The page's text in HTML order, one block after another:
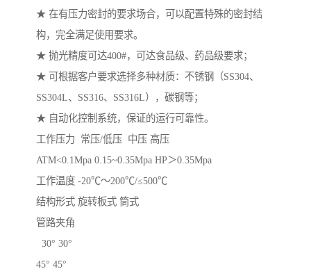
★ 在有压力密封的要求场合，可以配置特殊的密封结
构，完全满足使用要求。
★ 抛光精度可达400#，可达食品级、药品级要求；
★ 可根据客户要求选择多种材质：不锈钢（SS304、
SS304L、SS316、SS316L），碳钢等；
★ 自动化控制系统，保证的运行可靠性。
工作压力 常压/低压 中压 高压
ATM<0.1Mpa 0.15~0.35Mpa HP＞0.35Mpa
工作温度 -20℃～200℃/≤500℃
结构形式 旋转板式 筒式
管路夹角
30° 30°
45° 45°